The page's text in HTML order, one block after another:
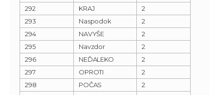
292
KRAJ
2
293
Naspodok
2
294
NAVYŠE
2
295
Navzdor
2
296
NEĎALEKO
2
297
OPROTI
2
298
POČAS
2